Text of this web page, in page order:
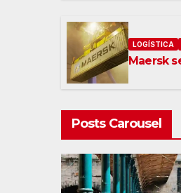
LOGÍSTICA
Maersk
Posts Carousel